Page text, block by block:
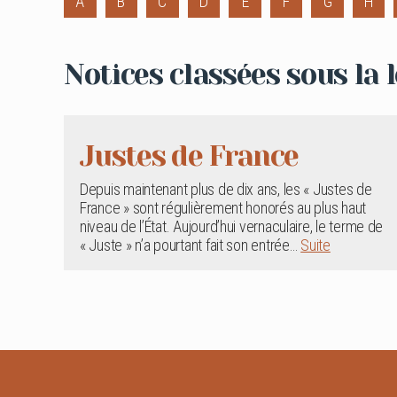
Notices classées sous la
Justes de France
Depuis maintenant plus de dix ans, les « Justes de
France » sont régulièrement honorés au plus haut
niveau de l’État. Aujourd’hui vernaculaire, le terme de
« Juste » n’a pourtant fait son entrée… Suite